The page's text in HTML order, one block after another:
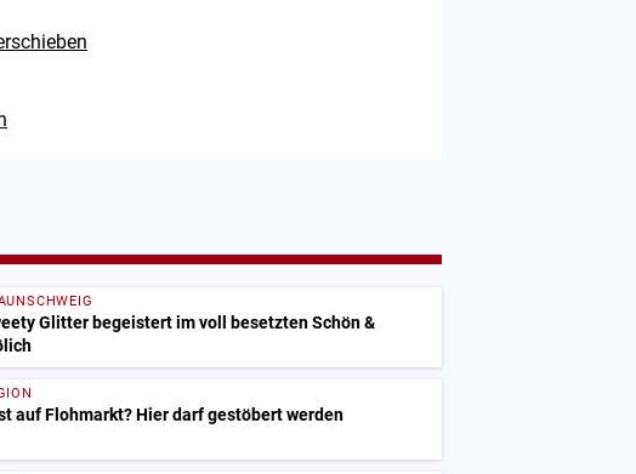
Glitter begeistert im voll besetzten Schön &
auf Flohmarkt? Hier darf gestöbert werden